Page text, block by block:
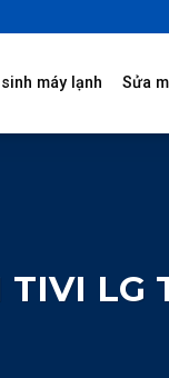
máy lạnh Sửa
LG